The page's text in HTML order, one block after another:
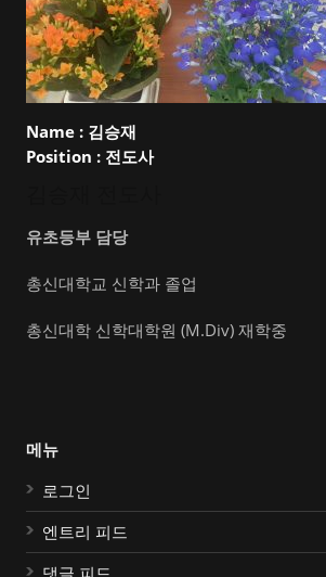
Name : 김승재
Position : 전도사
유초등부 담당
총신대학교 신학과 졸업
총신대학 신학대학원 (M.Div) 재학중
메뉴
로그인
엔트리 피드
댓글 피드